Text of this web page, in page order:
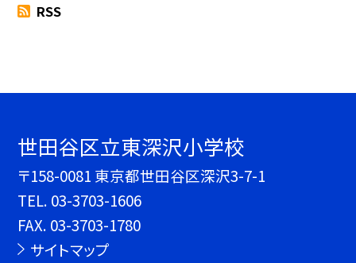
RSS
世田谷区立東深沢小学校
〒158-0081 東京都世田谷区深沢3-7-1
TEL. 03-3703-1606
FAX. 03-3703-1780
サイトマップ